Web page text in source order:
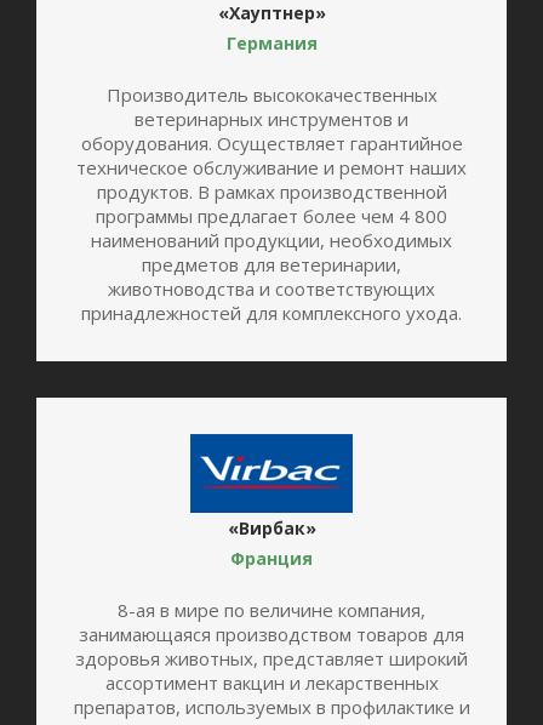
«Хауптнер»
Германия
Производитель высококачественных
ветеринарных инструментов и
оборудования. Осуществляет гарантийное
техническое обслуживание и ремонт наших
продуктов. В рамках производственной
программы предлагает более чем 4 800
наименований продукции, необходимых
предметов для ветеринарии,
животноводства и соответствующих
принадлежностей для комплексного ухода.
«Вирбак»
Франция
8-ая в мире по величине компания,
занимающаяся производством товаров для
здоровья животных, представляет широкий
ассортимент вакцин и лекарственных
препаратов, используемых в профилактике и